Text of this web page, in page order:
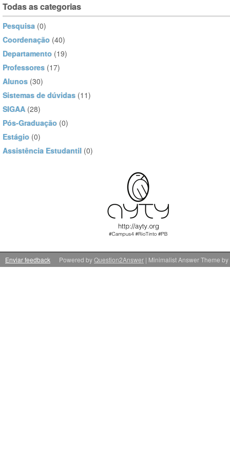
Todas as categorias
Pesquisa (0)
Coordenação (40)
Departamento (19)
Professores (17)
Alunos (30)
Sistemas de dúvidas (11)
SIGAA (28)
Pós-Graduação (0)
Estágio (0)
Assistência Estudantil (0)
Enviar feedback | Minimalist Answer Theme by
Powered byQuestion2Answer